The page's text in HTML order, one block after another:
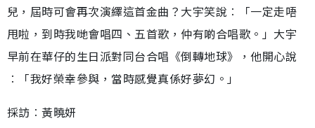
兒，屆時可會再次演繹這首金曲？大宇笑說︰「一定走唔
甩啦，到時我哋會唱四、五首歌，仲有啲合唱歌。」大宇
早前在華仔的生日派對同台合唱《倒轉地球》，他開心說
︰「我好榮幸參與，當時感覺真係好夢幻。」
採訪︰黃曉妍